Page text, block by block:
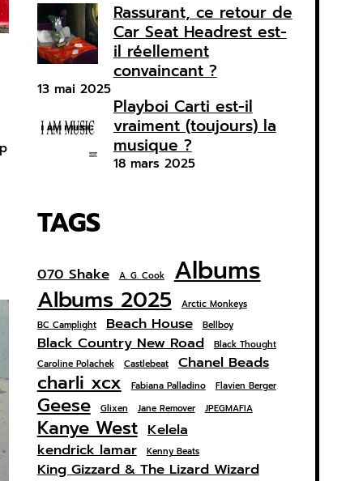
Rassurant, ce retour de
Car Seat Headrest est-
il réellement
convaincant ?
13 mai 2025
Playboi Carti est-il
vraiment (toujours) la
musique ?
18 mars 2025
TAGS
070 Shake A. G. Cook Albums
Albums 2025
Arctic Monkeys
BC Camplight
Beach House Bellboy
Black Country New Road
Black Thought
Caroline Polachek
Castlebeat Chanel Beads
charli xcx Fabiana Palladino Flavien Berger
Geese Glixen Jane Remover JPEGMAFIA
Kanye West Kelela
kendrick lamar
Kenny Beats
King Gizzard & The Lizard Wizard